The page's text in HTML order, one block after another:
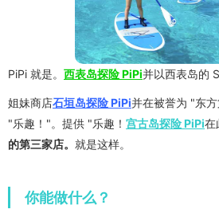
PiPi 就是。 西表岛探险 PiPi并以西表岛的
姐妹商店石垣岛探险 PiPi并在被誉为 "东
"乐趣！"。提供 "乐趣！ 宫古岛探险 PiPi在
的第三家店。 就是这样。
你能做什么？